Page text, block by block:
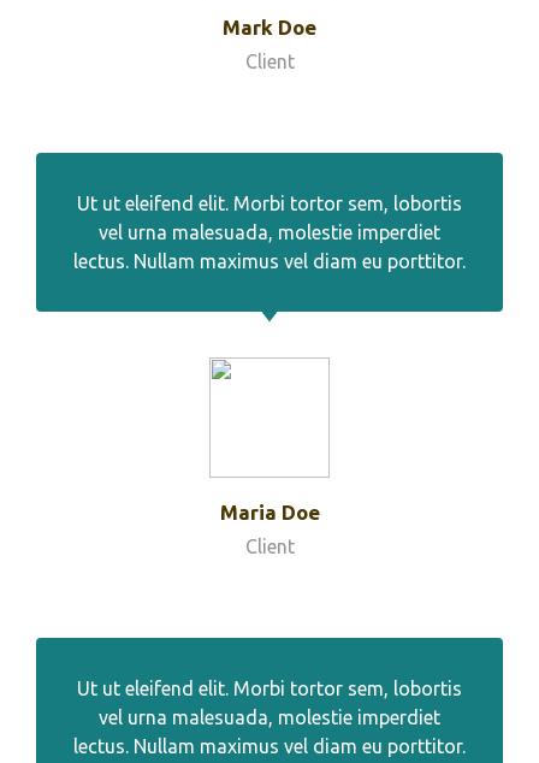
Mark Doe
Client
Ut ut eleifend elit. Morbi tortor sem, lobortis
vel urna malesuada, molestie imperdiet
lectus. Nullam maximus vel diam eu porttitor.
Maria Doe
Client
Ut ut eleifend elit. Morbi tortor sem, lobortis
vel urna malesuada, molestie imperdiet
lectus. Nullam maximus vel diam eu porttitor.